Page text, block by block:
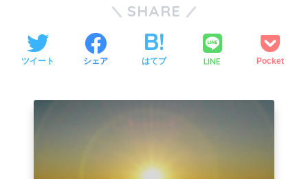
SHARE
ツイート シェア はてブ LINE Pocket